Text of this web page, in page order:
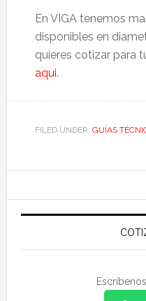
En VIGA tenemos
disponibles en
quieres cotizar para
aqui.
FILED UNDER: GUÍAS
Sidebar